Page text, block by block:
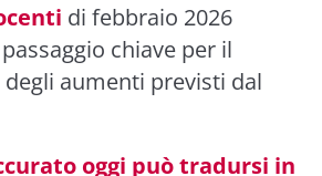
di febbraio 2026
chiave per il
aumenti previsti dal
oggi può tradursi in